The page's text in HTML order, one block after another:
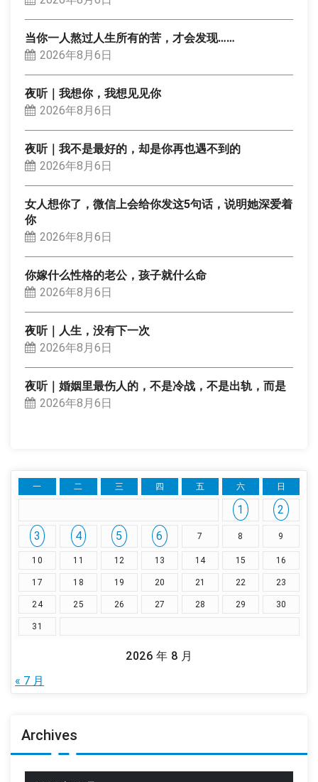
当你一人熬过人生所有的苦，才会发现……
2026年8月6日
夜听｜我想你，我想见见你
2026年8月6日
夜听｜我不是最好的，却是你再也遇不到的
2026年8月6日
女人想你了，微信上会给你发这5句话，说明她深爱着
你
2026年8月6日
你嫁什么性格的老公，孩子就什么命
2026年8月6日
夜听｜人生，没有下一次
2026年8月6日
夜听｜婚姻里最伤人的，不是冷战，不是出轨，而是
2026年8月6日
2026 年 8 月
一 二 三 四 五 六 日
1
2
3
4 5 6 7 8 9
10 11 12 13 14 15 16
17 18 19 20 21 22 23
24 25 26 27 28 29 30
31
« 7 月
Archives